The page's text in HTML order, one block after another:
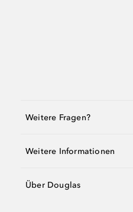
Weitere Fragen?
Weitere Informationen
Über Douglas